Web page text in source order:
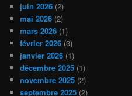
juin 2026 (2)
mai 2026 (2)
mars 2026 (1)
février 2026 (3)
janvier 2026 (1)
décembre 2025 (1)
novembre 2025 (2)
septembre 2025 (2)